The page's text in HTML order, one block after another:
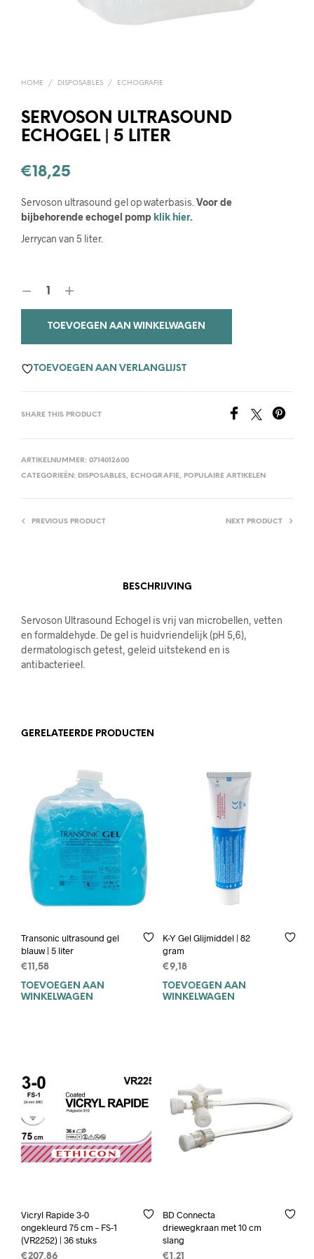
HOME / DISPOSABLES / ECHOGRAFIE
SERVOSON ULTRASOUND
ECHOGEL | 5 LITER
€18,25
Servoson ultrasound gel op waterbasis. Voor de
bijbehorende echogel pomp klik hier.
Jerrycan van 5 liter.
TOEVOEGEN AAN WINKELWAGEN
TOEVOEGEN AAN VERLANGLIJST
SHARE THIS PRODUCT
ARTIKELNUMMER: 0714012600
CATEGORIEËN: DISPOSABLES, ECHOGRAFIE, POPULAIRE ARTIKELEN
PREVIOUS PRODUCT NEXT PRODUCT
BESCHRIJVING
Servoson Ultrasound Echogel is vrij van microbellen, vetten
en formaldehyde. De gel is huidvriendelijk (pH 5,6),
dermatologisch getest, geleid uitstekend en is
antibacterieel.
GERELATEERDE PRODUCTEN
Transonic ultrasound gel
blauw | 5 liter
€ 11,58
TOEVOEGEN AAN
WINKELWAGEN
K-Y Gel Glijmiddel | 82
gram
€9,18
TOEVOEGEN AAN
WINKELWAGEN
Vicryl Rapide 3-0
ongekleurd 75 cm – FS-1
(VR2252) | 36 stuks
€207,86
BD Connecta
driewegkraan met 10 cm
slang
€1,21